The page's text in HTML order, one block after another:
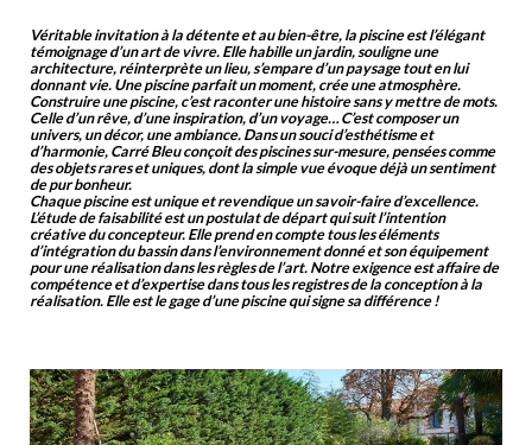
Véritable invitation à la détente et au bien-être, la piscine est l’élégant
témoignage d’un art de vivre. Elle habille un jardin, souligne une
architecture, réinterprète un lieu, s’empare d’un paysage tout en lui
donnant vie. Une piscine parfait un moment, crée une atmosphère.
Construire une piscine, c’est raconter une histoire sans y mettre de mots.
Celle d’un rêve, d’une inspiration, d’un voyage… C’est composer un
univers, un décor, une ambiance. Dans un souci d’esthétisme et
d’harmonie, Carré Bleu conçoit des piscines sur-mesure, pensées comme
des objets rares et uniques, dont la simple vue évoque déjà un sentiment
de pur bonheur.
Chaque piscine est unique et revendique un savoir-faire d’excellence.
L’étude de faisabilité est un postulat de départ qui suit l’intention
créative du concepteur. Elle prend en compte tous les éléments
d’intégration du bassin dans l’environnement donné et son équipement
pour une réalisation dans les règles de l’art. Notre exigence est affaire de
compétence et d’expertise dans tous les registres de la conception à la
réalisation. Elle est le gage d’une piscine qui signe sa différence !